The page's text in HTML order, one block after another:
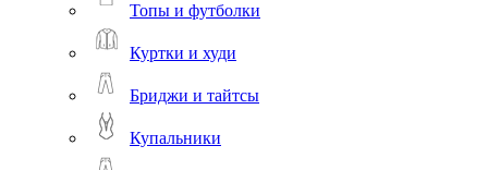
Топы и футболки
Куртки и худи
Бриджи и тайтсы
Купальники